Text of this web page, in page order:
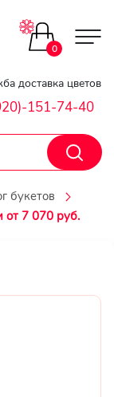
Главная
Гарантии
Доставка
Оплата
доставка цветов
151-74-40
0
букетов
от 7 070 руб.